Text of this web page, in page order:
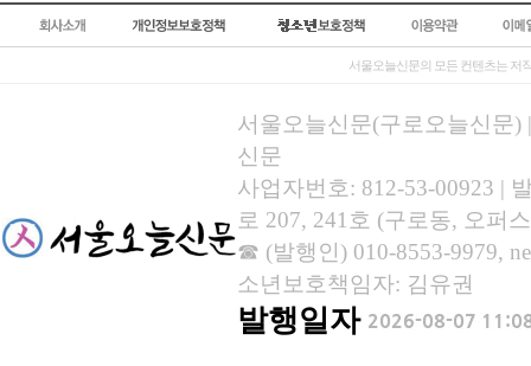
서울오늘신문의 모든 컨텐츠는 저
서울오늘신문(구로오늘신문)
신문
사업자번호: 812-53-00923 |
로 207, 241호 (구로동, 오퍼
☎ (발행인) 010-8553-9979,
소년보호책임자: 김유권
발행일자